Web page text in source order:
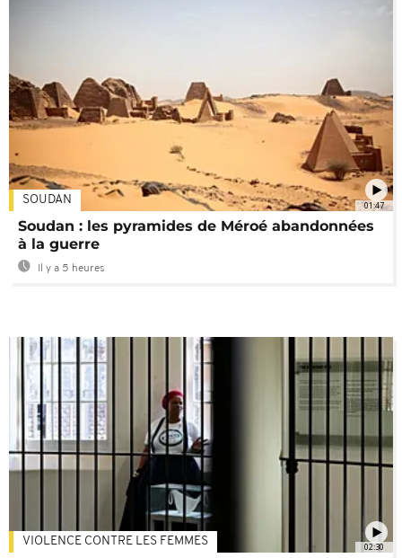
01:47
SOUDAN
Soudan : les pyramides de Méroé abandonnées
à la guerre
Il y a 5 heures
02:30
VIOLENCE CONTRE LES FEMMES